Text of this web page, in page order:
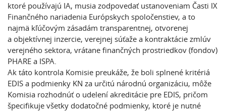
ktoré používajú IA, musia zodpovedať ustanoveniam Časti IX
Finančného nariadenia Európskych spoločenstiev, a to
najmä kľúčovým zásadám transparentnej, otvorenej
a objektívnej inzercie, verejnej súťaže a kontraktácie zmlúv
verejného sektora, vrátane finančných prostriedkov (fondov)
PHARE a ISPA.
Ak táto kontrola Komisie preukáže, že boli splnené kritériá
EDIS a podmienky KN za určitú národnú organizáciu, môže
Komisia rozhodnúť o udelení akreditácie pre EDIS, pričom
špecifikuje všetky dodatočné podmienky, ktoré je nutné